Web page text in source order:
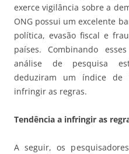
exerce vigilância sobre a
ONG possui um excelente
política, evasão fiscal e
países. Combinando
análise de pesquisa
deduziram um índice de
infringir as regras.
Tendência a infringir as
A seguir, os